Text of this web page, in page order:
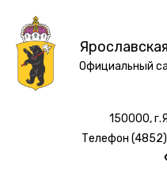
Официальный
150000,
Телефон